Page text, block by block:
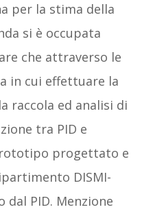
per la stima della
si è occupata
che attraverso le
in cui effettuare la
raccola ed analisi di
tra PID e
progettato e
DISMI-
PID. Menzione